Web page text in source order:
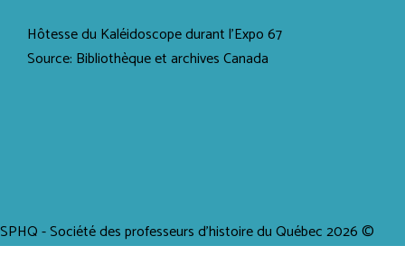
Hôtesse du Kaléidoscope durant l'Expo 67
Source: Bibliothèque et archives Canada
SPHQ - Société des professeurs d'histoire du Québec 2026 ©